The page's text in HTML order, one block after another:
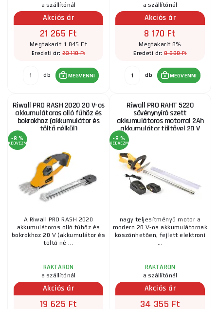
a szállítónál
Akciós ár
21 265 Ft
Megtakarít 1 845 Ft
Eredeti ár:23 110 Ft
db MEGVENNI
a szállítónál
Akciós ár
8 170 Ft
Megtakarít 8%
Eredeti ár:8 880 Ft
db MEGVENNI
Riwall PRO RASH 2020 20 V-os
akkumulátoros olló fűhöz és
bokrokhoz (akkumulátor és
töltő nélkül)
-8 %
KEDVEZMÉNY
A Riwall PRO RASH 2020
akkumulátoros olló fűhöz és
bokrokhoz 20 V (akkumulátor és
töltő né ...
RAKTÁRON
a szállítónál
Akciós ár
19 625 Ft
Riwall PRO RAHT 5220
sövénynyíró szett
akkumulátoros motorral 2Ah
akkumulátor töltővel 20 V
-8 %
KEDVEZMÉNY
nagy teljesítményű motor a
modern 20 V-os akkumulátornak
köszönhetően, fejlett elektroni
...
RAKTÁRON
a szállítónál
Akciós ár
34 355 Ft